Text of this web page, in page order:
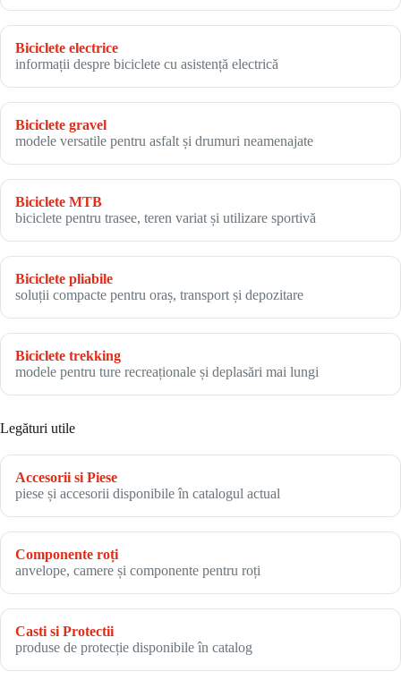
Biciclete electrice
informații despre biciclete cu asistență electrică
Biciclete gravel
modele versatile pentru asfalt și drumuri neamenajate
Biciclete MTB
biciclete pentru trasee, teren variat și utilizare sportivă
Biciclete pliabile
soluții compacte pentru oraș, transport și depozitare
Biciclete trekking
modele pentru ture recreaționale și deplasări mai lungi
Legături utile
Accesorii si Piese
piese și accesorii disponibile în catalogul actual
Componente roți
anvelope, camere și componente pentru roți
Casti si Protectii
produse de protecție disponibile în catalog